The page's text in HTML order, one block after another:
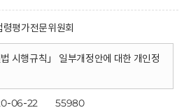
령평가전문위원회
시행규칙」 일부개정안에 대한 개인정
06-22 55980